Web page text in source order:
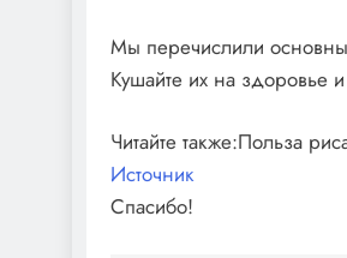
Мы перечислили
Кушайте их на здоровье
Читайте также:Польза
Источник
Спасибо!